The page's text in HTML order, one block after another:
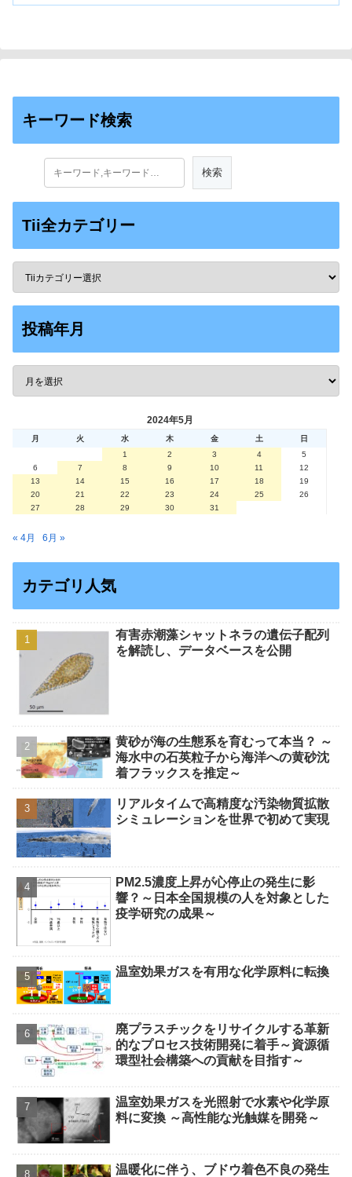
キーワード検索
Tii全カテゴリー
投稿年月
2024年5月
月 火 水 木 金 土
日
1
2 3 4
5
6
7 8 9 10 11
12
13
14 15 16 17 18
19
20
21 22 23 24 25
26
27
28 29 30 31
« 4月 6月 »
カテゴリ人気
有害赤潮藻シャットネラの遺伝子配列
を解読し、データベースを公開
黄砂が海の生態系を育むって本当？ ～
海水中の石英粒子から海洋への黄砂沈
着フラックスを推定～
リアルタイムで高精度な汚染物質拡散
シミュレーションを世界で初めて実現
PM2.5濃度上昇が心停止の発生に影
響？～日本全国規模の人を対象とした
疫学研究の成果～
温室効果ガスを有用な化学原料に転換
廃プラスチックをリサイクルする革新
的なプロセス技術開発に着手～資源循
環型社会構築への貢献を目指す～
温室効果ガスを光照射で水素や化学原
料に変換 ～高性能な光触媒を開発～
温暖化に伴う、ブドウ着色不良の発生